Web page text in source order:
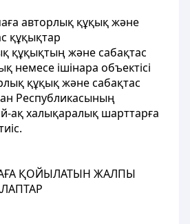
авторлық құқық және
құқықтар
құқықтың және сабақтас
немесе iшiнара объeктici
құқық және сабақтас
Республикасының
ақ халықаралық шарттарға
ҚОЙЫЛАТЫН ЖАЛПЫ